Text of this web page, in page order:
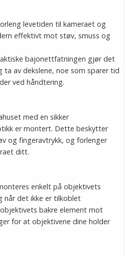
levetiden til kameraet og
effektivt mot støv, smuss og
bajonettfatningen gjør det
av dekslene, noe som sparer tid
ved håndtering.
med en sikker
er montert. Dette beskytter
og fingeravtrykk, og forlenger
ditt.
enkelt på objektivets
når det ikke er tilkoblet
bakre element mot
for at objektivene dine holder